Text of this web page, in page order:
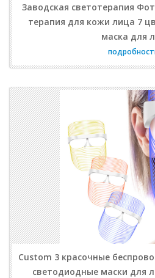
Заводская светотерапия
терапия для кожи лица 7
маска для
Custom 3 красочные
светодиодные маски для